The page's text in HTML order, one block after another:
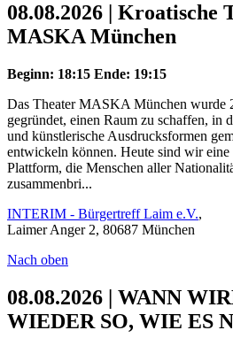
08.08.2026 | Kroatische
MASKA München
Beginn: 18:15 Ende: 19:15
Das Theater MASKA München wurde
gegründet, einen Raum zu schaffen, in
und künstlerische Ausdrucksformen
entwickeln können. Heute sind wir eine
Plattform, die Menschen aller
zusammenbri...
INTERIM - Bürgertreff Laim e.V.,
Laimer Anger 2, 80687 München
Nach oben
08.08.2026 | WANN
WIEDER SO, WIE ES